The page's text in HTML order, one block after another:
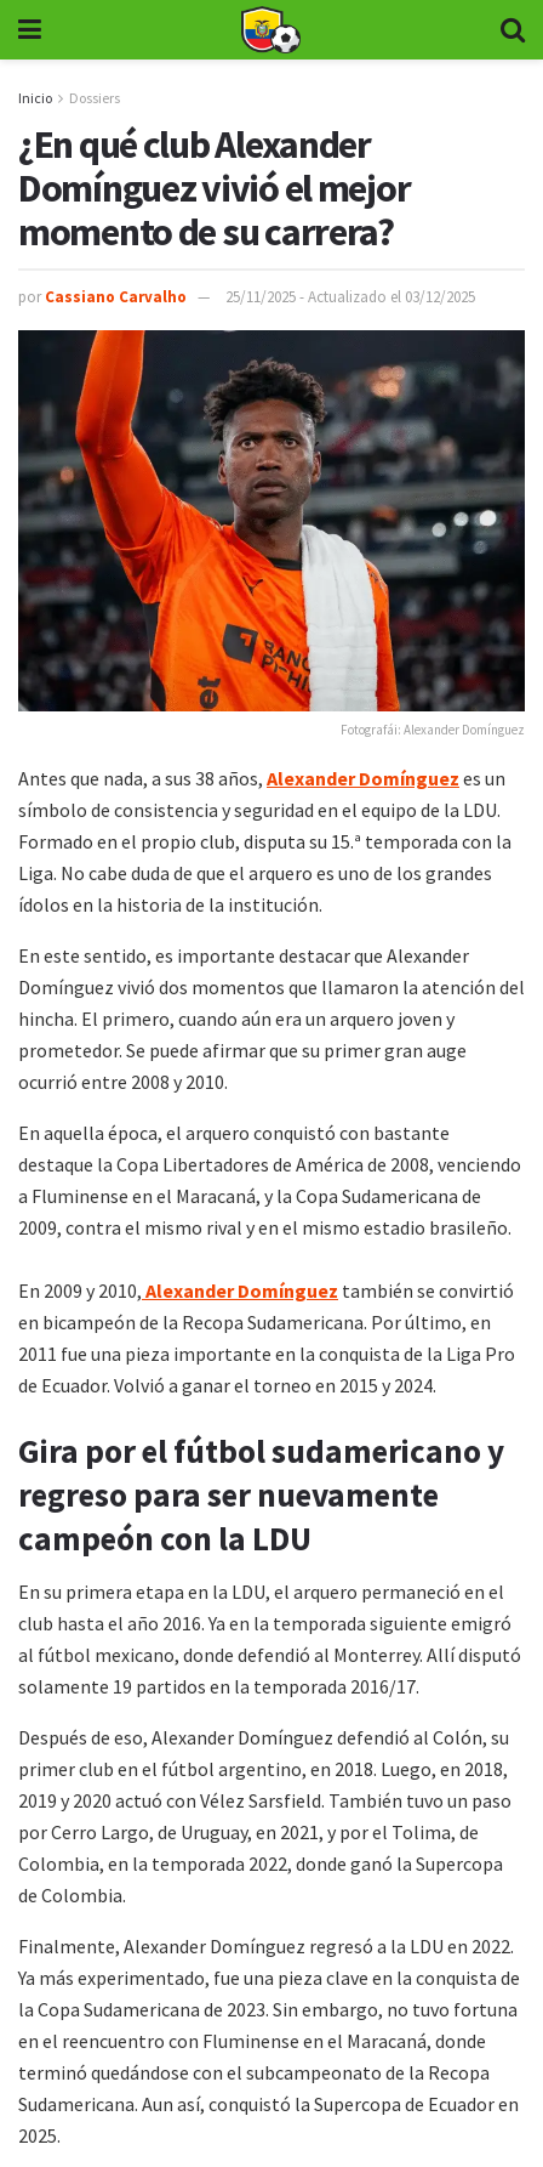
Inicio Dossiers
¿En qué club Alexander
Domínguez vivió el mejor
momento de su carrera?
por Cassiano Carvalho 25/11/2025 - Actualizado el 03/12/2025
Fotografái: Alexander Domínguez
Antes que nada, a sus 38 años, Alexander Domínguez es un
símbolo de consistencia y seguridad en el equipo de la LDU.
Formado en el propio club, disputa su 15.ª temporada con la
Liga. No cabe duda de que el arquero es uno de los grandes
ídolos en la historia de la institución.
En este sentido, es importante destacar que Alexander
Domínguez vivió dos momentos que llamaron la atención del
hincha. El primero, cuando aún era un arquero joven y
prometedor. Se puede afirmar que su primer gran auge
ocurrió entre 2008 y 2010.
En aquella época, el arquero conquistó con bastante
destaque la Copa Libertadores de América de 2008, venciendo
a Fluminense en el Maracaná, y la Copa Sudamericana de
2009, contra el mismo rival y en el mismo estadio brasileño.
En 2009 y 2010, Alexander Domínguez también se convirtió
en bicampeón de la Recopa Sudamericana. Por último, en
2011 fue una pieza importante en la conquista de la Liga Pro
de Ecuador. Volvió a ganar el torneo en 2015 y 2024.
Gira por el fútbol sudamericano y
regreso para ser nuevamente
campeón con la LDU
En su primera etapa en la LDU, el arquero permaneció en el
club hasta el año 2016. Ya en la temporada siguiente emigró
al fútbol mexicano, donde defendió al Monterrey. Allí disputó
solamente 19 partidos en la temporada 2016/17.
Después de eso, Alexander Domínguez defendió al Colón, su
primer club en el fútbol argentino, en 2018. Luego, en 2018,
2019 y 2020 actuó con Vélez Sarsfield. También tuvo un paso
por Cerro Largo, de Uruguay, en 2021, y por el Tolima, de
Colombia, en la temporada 2022, donde ganó la Supercopa
de Colombia.
Finalmente, Alexander Domínguez regresó a la LDU en 2022.
Ya más experimentado, fue una pieza clave en la conquista de
la Copa Sudamericana de 2023. Sin embargo, no tuvo fortuna
en el reencuentro con Fluminense en el Maracaná, donde
terminó quedándose con el subcampeonato de la Recopa
Sudamericana. Aun así, conquistó la Supercopa de Ecuador en
2025.